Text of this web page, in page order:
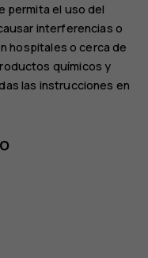
permita el uso del
interferencias o
hospitales o cerca de
químicos y
las instrucciones en